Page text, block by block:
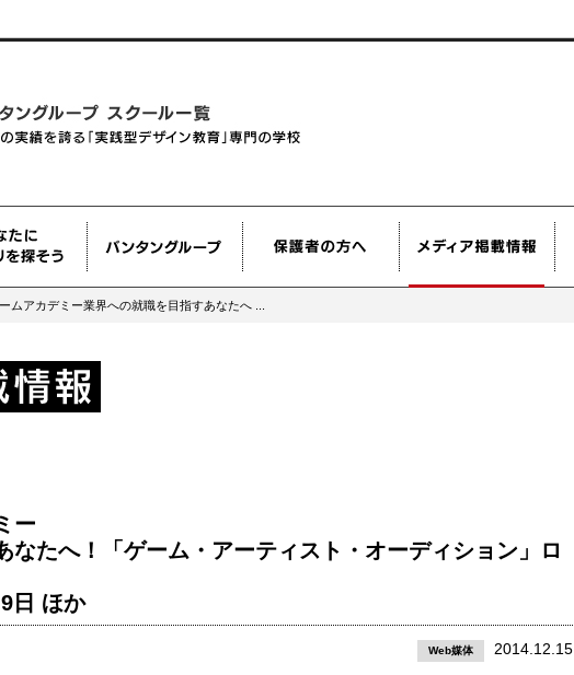
ムアカデミー業界への就職を目指すあなたへ ...
ー
なたへ！「ゲーム・アーティスト・オーディション」ロ
日 ほか
Web媒体 2014.12.15